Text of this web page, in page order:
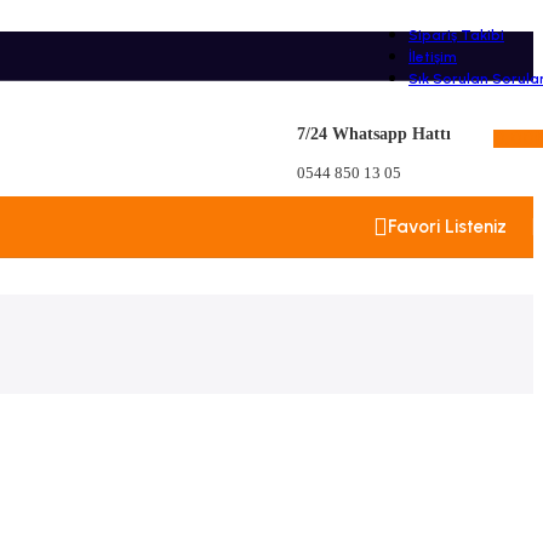
Sipariş Takibi
İletişim
Sık Sorulan
7/24 Whatsapp Hattı
0544 850 13 05
Favori Listeniz